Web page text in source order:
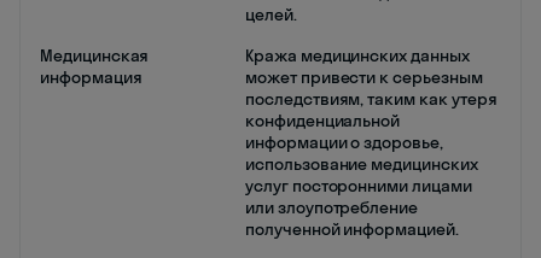
целей.
Медицинская
информация
Кража медицинских данных
может привести к серьезным
последствиям, таким как утеря
конфиденциальной
информации о здоровье,
использование медицинских
услуг посторонними лицами
или злоупотребление
полученной информацией.